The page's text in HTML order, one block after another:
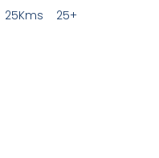
25Kms 25+